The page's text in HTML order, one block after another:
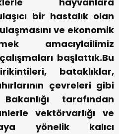
bir hastalık olan
ve ekonomik
amacıylailimiz
başlattık.Bu
bataklıklar,
çevreleri gibi
tarafından
vektörvarlığı ve
yönelik kalıcı